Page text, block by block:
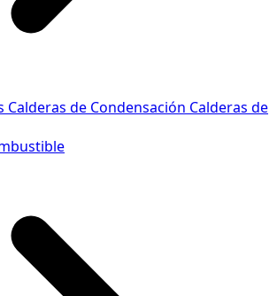
Calderas de Condensación Calderas de